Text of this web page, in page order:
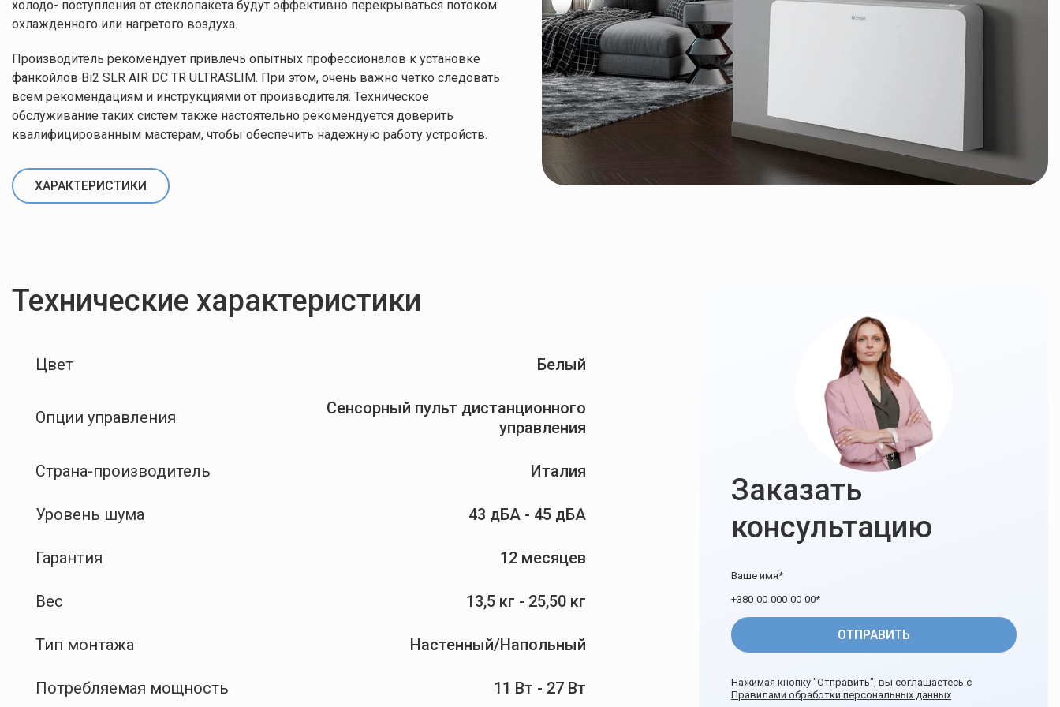
холодо- поступления от стеклопакета будут эффективно перекрываться потоком
охлажденного или нагретого воздуха.
Производитель рекомендует привлечь опытных профессионалов к установке
фанкойлов Bi2 SLR AIR DC TR ULTRASLIM. При этом, очень важно четко следовать
всем рекомендациям и инструкциями от производителя. Техническое
обслуживание таких систем также настоятельно рекомендуется доверить
квалифицированным мастерам, чтобы обеспечить надежную работу устройств.
ХАРАКТЕРИСТИКИ
Технические характеристики
Цвет Белый
Опции управления
Сенсорный пульт дистанционного
управления
Страна-производитель Италия
Уровень шума 43 дБА - 45 дБА
Гарантия 12 месяцев
Вес 13,5 кг - 25,50 кг
Тип монтажа Настенный/Напольный
Потребляемая мощность 11 Вт - 27 Вт
Заказать
консультацию
Нажимая кнопку "Отправить", вы соглашаетесь с
Правилами обработки персональных данных
Содержание воды в
радиаторной панели
0.19 л 0.27 л 0.35 л
Тип монтажа
Настенный/
Настенный/
Напольный
Настенный/
Напольный
Настенный/
Напольный
Настенный/
Напольный
Тип фанкойла -